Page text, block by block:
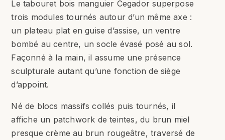
Le tabouret bois manguier Cegador superpose
trois modules tournés autour d’un même axe :
un plateau plat en guise d’assise, un ventre
bombé au centre, un socle évasé posé au sol.
Façonné à la main, il assume une présence
sculpturale autant qu’une fonction de siège
d’appoint.
Né de blocs massifs collés puis tournés, il
affiche un patchwork de teintes, du brun miel
presque crème au brun rougeâtre, traversé de